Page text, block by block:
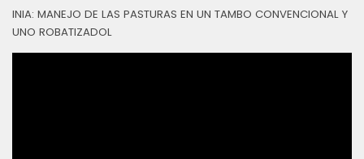
INIA: MANEJO DE LAS PASTURAS EN UN TAMBO CONVENCIONAL Y
UNO ROBATIZADOL